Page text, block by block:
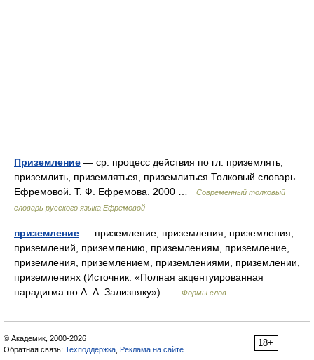
Приземление — ср. процесс действия по гл. приземлять,
приземлить, приземляться, приземлиться Толковый словарь
Ефремовой. Т. Ф. Ефремова. 2000 …
Современный толковый
словарь русского языка Ефремовой
приземление — приземление, приземления, приземления,
приземлений, приземлению, приземлениям, приземление,
приземления, приземлением, приземлениями, приземлении,
приземлениях (Источник: «Полная акцентуированная
парадигма по А. А. Зализняку») …
Формы слов
18+
© Академик, 2000-2026
Обратная связь: Техподдержка Реклама на сайте